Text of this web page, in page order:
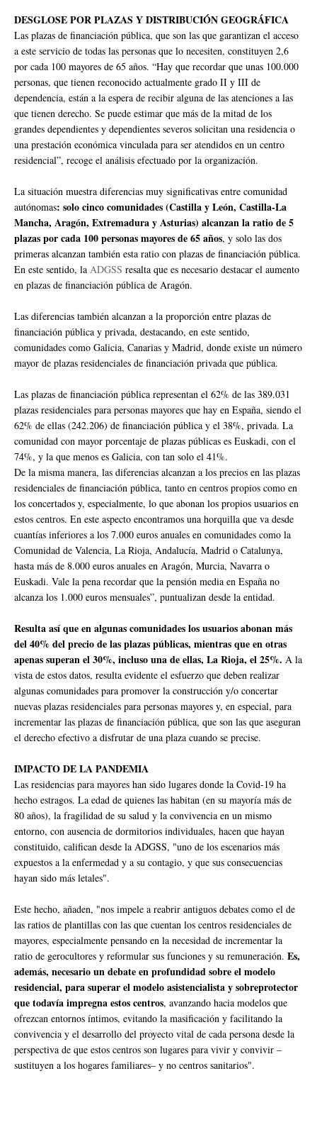
DESGLOSE POR PLAZAS Y DISTRIBUCIÓN GEOGRÁFICA
Las plazas de financiación pública, que son las que garantizan el acceso
a este servicio de todas las personas que lo necesiten, constituyen 2,6
por cada 100 mayores de 65 años. “Hay que recordar que unas 100.000
personas, que tienen reconocido actualmente grado II y III de
dependencia, están a la espera de recibir alguna de las atenciones a las
que tienen derecho. Se puede estimar que más de la mitad de los
grandes dependientes y dependientes severos solicitan una residencia o
una prestación económica vinculada para ser atendidos en un centro
residencial”, recoge el análisis efectuado por la organización.
La situación muestra diferencias muy significativas entre comunidad
autónomas: solo cinco comunidades (Castilla y León, Castilla-La
Mancha, Aragón, Extremadura y Asturias) alcanzan la ratio de 5
plazas por cada 100 personas mayores de 65 años, y solo las dos
primeras alcanzan también esta ratio con plazas de financiación pública.
En este sentido, la ADGSS resalta que es necesario destacar el aumento
en plazas de financiación pública de Aragón.
Las diferencias también alcanzan a la proporción entre plazas de
financiación pública y privada, destacando, en este sentido,
comunidades como Galicia, Canarias y Madrid, donde existe un número
mayor de plazas residenciales de financiación privada que pública.
Las plazas de financiación pública representan el 62% de las 389.031
plazas residenciales para personas mayores que hay en España, siendo el
62% de ellas (242.206) de financiación pública y el 38%, privada. La
comunidad con mayor porcentaje de plazas públicas es Euskadi, con el
74%, y la que menos es Galicia, con tan solo el 41%.
De la misma manera, las diferencias alcanzan a los precios en las plazas
residenciales de financiación pública, tanto en centros propios como en
los concertados y, especialmente, lo que abonan los propios usuarios en
estos centros. En este aspecto encontramos una horquilla que va desde
cuantías inferiores a los 7.000 euros anuales en comunidades como la
Comunidad de Valencia, La Rioja, Andalucía, Madrid o Catalunya,
hasta más de 8.000 euros anuales en Aragón, Murcia, Navarra o
Euskadi. Vale la pena recordar que la pensión media en España no
alcanza los 1.000 euros mensuales”, puntualizan desde la entidad.
Resulta así que en algunas comunidades los usuarios abonan más
del 40% del precio de las plazas públicas, mientras que en otras
apenas superan el 30%, incluso una de ellas, La Rioja, el 25%. A la
vista de estos datos, resulta evidente el esfuerzo que deben realizar
algunas comunidades para promover la construcción y/o concertar
nuevas plazas residenciales para personas mayores y, en especial, para
incrementar las plazas de financiación pública, que son las que aseguran
el derecho efectivo a disfrutar de una plaza cuando se precise.
IMPACTO DE LA PANDEMIA
Las residencias para mayores han sido lugares donde la Covid-19 ha
hecho estragos. La edad de quienes las habitan (en su mayoría más de
80 años), la fragilidad de su salud y la convivencia en un mismo
entorno, con ausencia de dormitorios individuales, hacen que hayan
constituido, califican desde la ADGSS, "uno de los escenarios más
expuestos a la enfermedad y a su contagio, y que sus consecuencias
hayan sido más letales".
Este hecho, añaden, "nos impele a reabrir antiguos debates como el de
las ratios de plantillas con las que cuentan los centros residenciales de
mayores, especialmente pensando en la necesidad de incrementar la
ratio de gerocultores y reformular sus funciones y su remuneración. Es,
además, necesario un debate en profundidad sobre el modelo
residencial, para superar el modelo asistencialista y sobreprotector
que todavía impregna estos centros, avanzando hacia modelos que
ofrezcan entornos íntimos, evitando la masificación y facilitando la
convivencia y el desarrollo del proyecto vital de cada persona desde la
perspectiva de que estos centros son lugares para vivir y convivir –
sustituyen a los hogares familiares– y no centros sanitarios".